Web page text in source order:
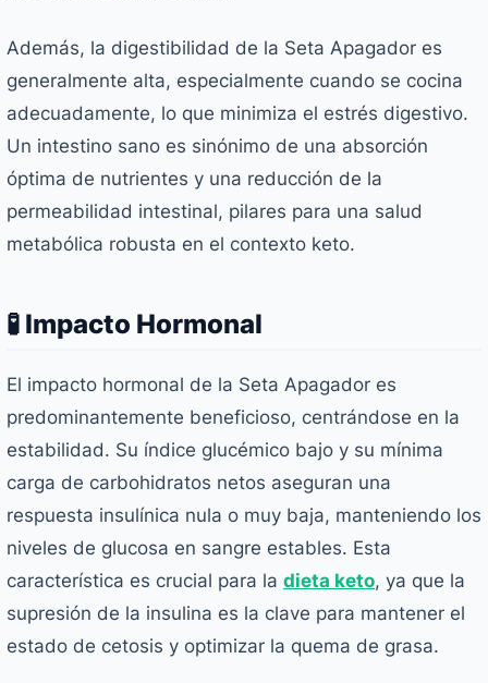
Además, la digestibilidad de la Seta Apagador es
generalmente alta, especialmente cuando se cocina
adecuadamente, lo que minimiza el estrés digestivo.
Un intestino sano es sinónimo de una absorción
óptima de nutrientes y una reducción de la
permeabilidad intestinal, pilares para una salud
metabólica robusta en el contexto keto.
🧪 Impacto Hormonal
El impacto hormonal de la Seta Apagador es
predominantemente beneficioso, centrándose en la
estabilidad. Su índice glucémico bajo y su mínima
carga de carbohidratos netos aseguran una
respuesta insulínica nula o muy baja, manteniendo los
niveles de glucosa en sangre estables. Esta
característica es crucial para la dieta keto, ya que la
supresión de la insulina es la clave para mantener el
estado de cetosis y optimizar la quema de grasa.